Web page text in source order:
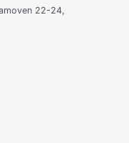
22-24,